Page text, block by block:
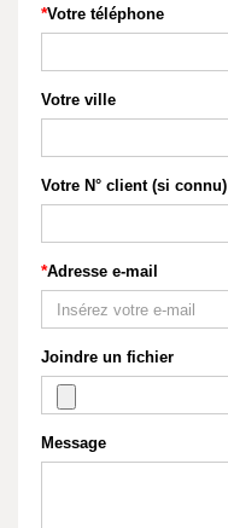
Votre téléphone
Votre ville
Votre N° client (si connu)
Adresse e-mail
Joindre un fichier
Message